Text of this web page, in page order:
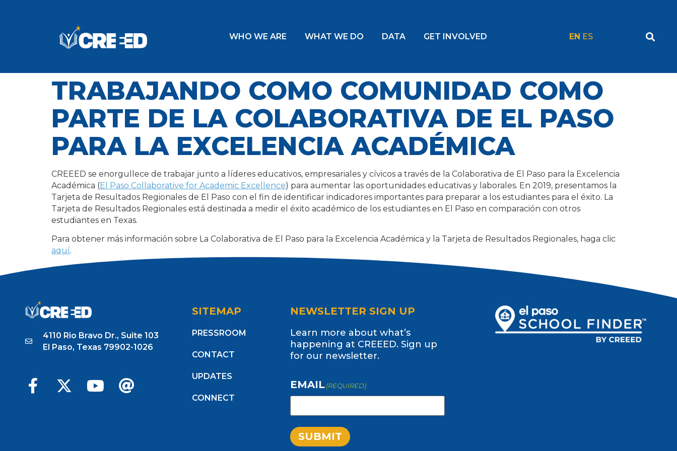
WHO WE ARE WHAT WE DO DATA GET INVOLVED EN ES
TRABAJANDO COMO COMUNIDAD COMO
PARTE DE LA COLABORATIVA DE EL PASO
PARA LA EXCELENCIA ACADÉMICA
CREEED se enorgullece de trabajar junto a líderes educativos, empresariales y cívicos a través de la Colaborativa de El Paso para la Excelencia
Académica (El Paso Collaborative for Academic Excellence) para aumentar las oportunidades educativas y laborales. En 2019, presentamos la
Tarjeta de Resultados Regionales de El Paso con el fin de identificar indicadores importantes para preparar a los estudiantes para el éxito. La
Tarjeta de Resultados Regionales está destinada a medir el éxito académico de los estudiantes en El Paso en comparación con otros
estudiantes en Texas.
Para obtener más información sobre La Colaborativa de El Paso para la Excelencia Académica y la Tarjeta de Resultados Regionales, haga clic
aquí.
Tagged
4110 Rio Bravo Dr., Suite 103
El Paso, Texas 79902-1026
SITEMAP
PRESSROOM
CONTACT
UPDATES
CONNECT
NEWSLETTER SIGN UP
Learn more about what’s
happening at CREEED. Sign up
for our newsletter.
EMAIL (REQUIRED)
SUBMIT